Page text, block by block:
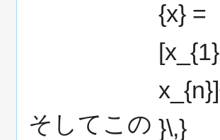
そしてこの